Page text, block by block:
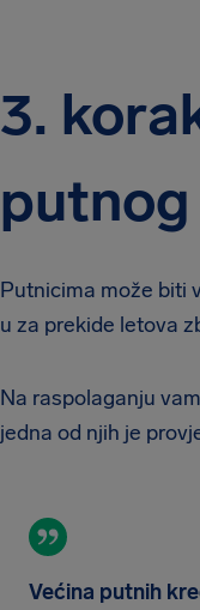
3.
Putnicima može biti
u za prekide letova
Na raspolaganju
jedna od njih je
Većina putnih